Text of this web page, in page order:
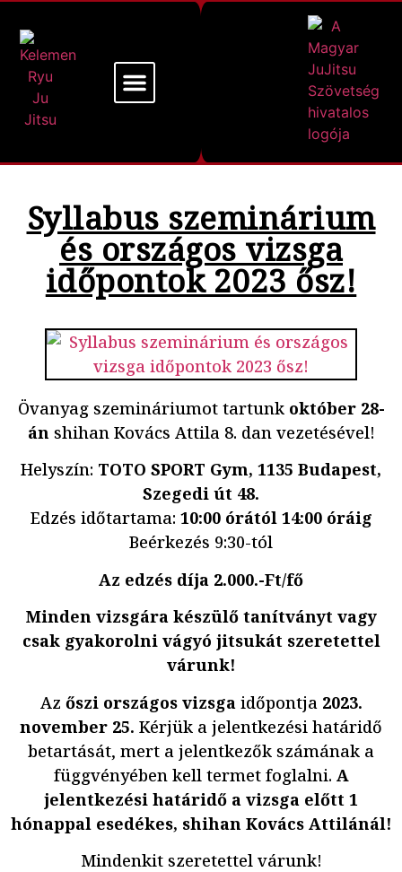
Syllabus szeminárium
és országos vizsga
időpontok 2023 ősz!
Övanyag szemináriumot tartunk október 28-
án shihan Kovács Attila 8. dan vezetésével!
Helyszín: TOTO SPORT Gym, 1135 Budapest,
Szegedi út 48.
Edzés időtartama: 10:00 órától 14:00 óráig
Beérkezés 9:30-tól
Az edzés díja 2.000.-Ft/fő
Minden vizsgára készülő tanítványt vagy
csak gyakorolni vágyó jitsukát szeretettel
várunk!
Az őszi országos vizsga időpontja 2023.
november 25. Kérjük a jelentkezési határidő
betartását, mert a jelentkezők számának a
függvényében kell termet foglalni. A
jelentkezési határidő a vizsga előtt 1
hónappal esedékes, shihan Kovács Attilánál!
Mindenkit szeretettel várunk!